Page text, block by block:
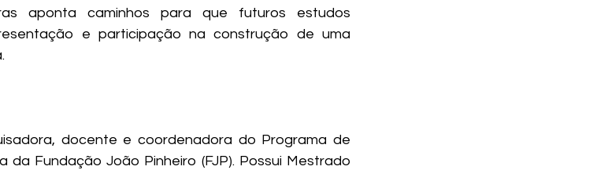
aponta caminhos para que futuros estudos
e participação na construção de uma
docente e coordenadora do Programa de
da Fundação João Pinheiro (FJP). Possui Mestrado